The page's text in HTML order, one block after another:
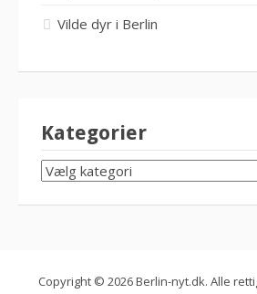
Vilde dyr i Berlin
Kategorier
KATEGORIER
Copyright © 2026 Berlin-nyt.dk. Alle